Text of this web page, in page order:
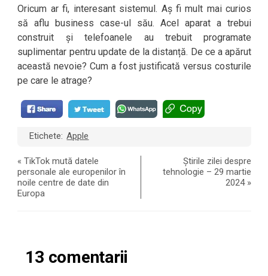
Oricum ar fi, interesant sistemul. Aș fi mult mai curios
să aflu business case-ul său. Acel aparat a trebui
construit și telefoanele au trebuit programate
suplimentar pentru update de la distanță. De ce a apărut
această nevoie? Cum a fost justificată versus costurile
pe care le atrage?
Etichete: Apple
«TikTok mută datele
personale ale europenilor în
noile centre de date din
Europa
Știrile zilei despre
tehnologie – 29 martie
2024»
13 comentarii